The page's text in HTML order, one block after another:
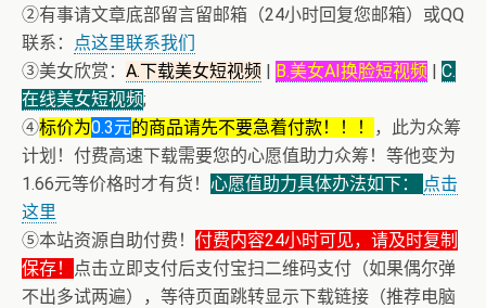
②有事请文章底部留言留邮箱（24小时回复您邮箱）或QQ
联系：
点这里联系我们
③美女欣赏： A.下载美女短视频 | B.美女AI换脸短视频 | C.
在线美女短视频;
④标价为0.3元的商品请先不要急着付款！！！
，此为众筹
计划！付费高速下载需要您的心愿值助力众筹！等他变为
1.66元等价格时才有货！ 心愿值助力具体办法如下：
点击
这里
⑤本站资源自助付费！ 付费内容24小时可见，请及时复制
保存！
点击立即支付后支付宝扫二维码支付（如果偶尔弹
不出多试两遍），等待页面跳转显示下载链接（推荐电脑
+ 恒星世界在暴力中诞生，也在暴力中消亡！《了解宇宙